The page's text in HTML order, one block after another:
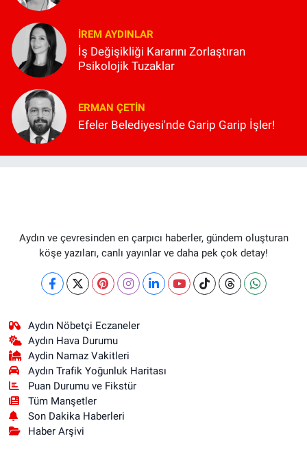
İREM AYDINLAR
İş Değişikliği Kararını Zorlaştıran
Psikolojik Tuzaklar
ERMAN ÇETIN
Efeler Belediyesi'nde Garip Garip İşler!
Aydın ve çevresinden en çarpıcı haberler, gündem oluşturan
köşe yazıları, canlı yayınlar ve daha pek çok detay!
Aydın Nöbetçi Eczaneler
Aydın Hava Durumu
Aydin Namaz Vakitleri
Aydın Trafik Yoğunluk Haritası
Puan Durumu ve Fikstür
Tüm Manşetler
Son Dakika Haberleri
Haber Arşivi